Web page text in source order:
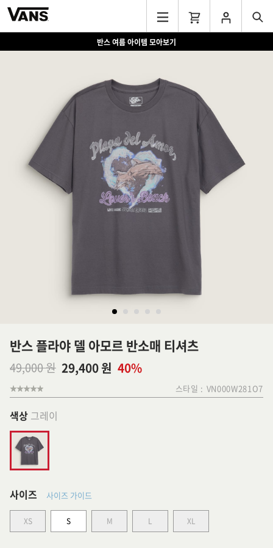
반스 여름 아이템 모아보기
반스 플라야 델 아모르 반소매 티셔츠
49,000 원 29,400 원 40%
스타일 : VN000W281O7
색상 그레이
사이즈 사이즈 가이드
XS S M L XL